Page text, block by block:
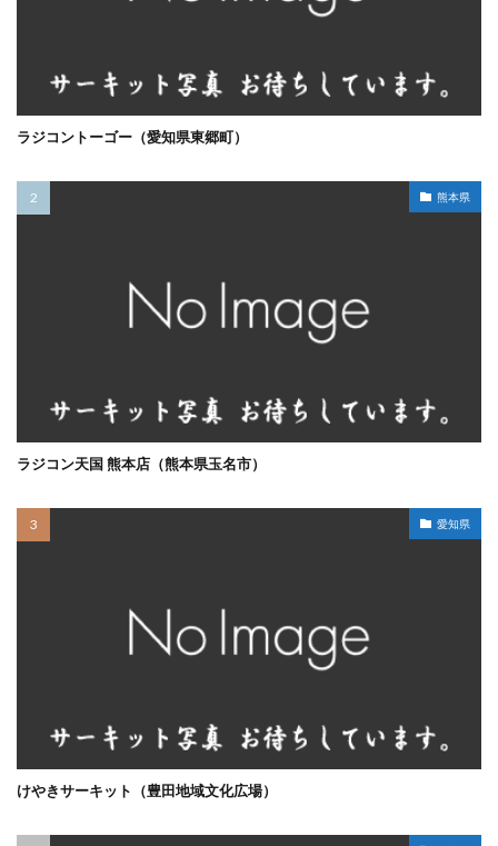
ラジコントーゴー（愛知県東郷町）
熊本県
ラジコン天国 熊本店（熊本県玉名市）
愛知県
けやきサーキット（豊田地域文化広場）